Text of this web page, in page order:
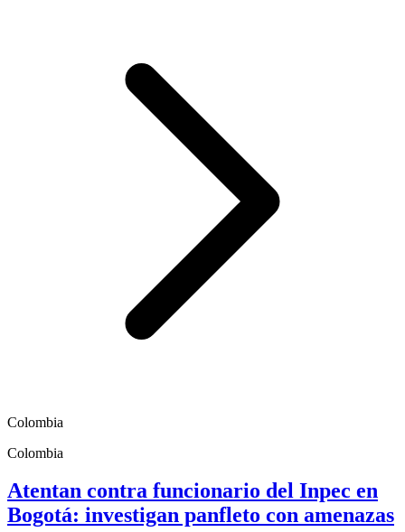
Colombia
Colombia
Atentan contra funcionario del Inpec en
Bogotá: investigan panfleto con amenazas